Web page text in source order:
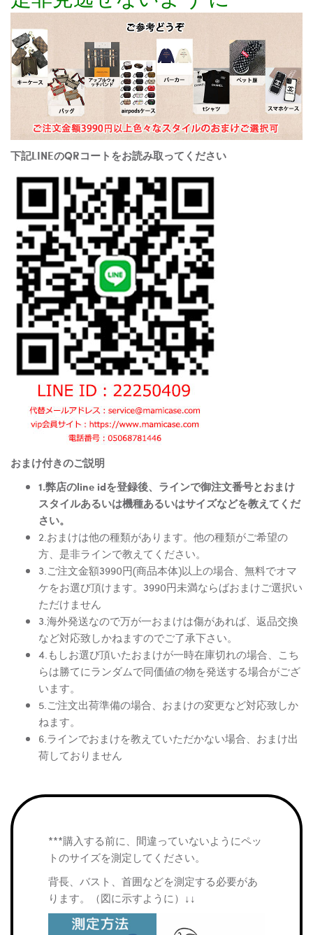
下記LINEのQRコートをお読み取ってください
おまけ付きのご説明
1.弊店のline idを登録後、ラインで御注文番号とおまけ
スタイルあるいは機種あるいはサイズなどを教えてくだ
さい。
2.おまけは他の種類があります。他の種類がご希望の
方、是非ラインで教えてください。
3.ご注文金額3990円(商品本体)以上の場合、無料でオマ
ケをお選び頂けます。3990円未満ならばおまけご選択い
ただけません
3.海外発送なので万が一おまけは傷があれば、返品交換
など対応致しかねますのでご了承下さい。
4.もしお選び頂いたおまけが一時在庫切れの場合、こち
らは勝てにランダムで同価値の物を発送する場合がござ
います。
5.ご注文出荷準備の場合、おまけの変更など対応致しか
ねます。
6.ラインでおまけを教えていただかない場合、おまけ出
荷しておりません
***購入する前に、間違っていないようにペッ
トのサイズを測定してください。
背長、バスト、首囲などを測定する必要があ
ります。（図に示すように）↓↓